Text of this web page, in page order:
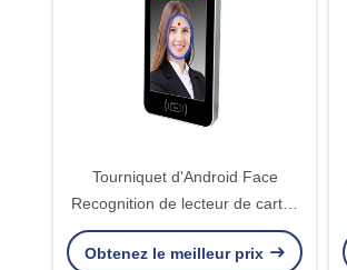
Tourniquet d'Android Face
Recognition de lecteur de cartes
d'identification d'IC avec le
détecteur de la température
Obtenez le meilleur prix